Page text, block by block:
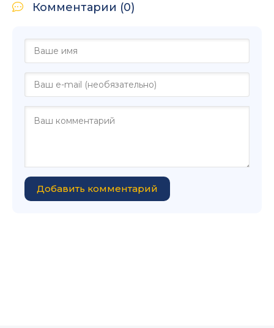
Комментарии (0)
Добавить комментарий